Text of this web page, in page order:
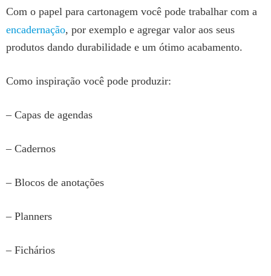
Com o papel para cartonagem você pode trabalhar com a
encadernação, por exemplo e agregar valor aos seus
produtos dando durabilidade e um ótimo acabamento.
Como inspiração você pode produzir:
– Capas de agendas
– Cadernos
– Blocos de anotações
– Planners
– Fichários